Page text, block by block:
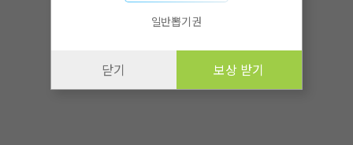
일반뽑기권
닫기 보상 받기